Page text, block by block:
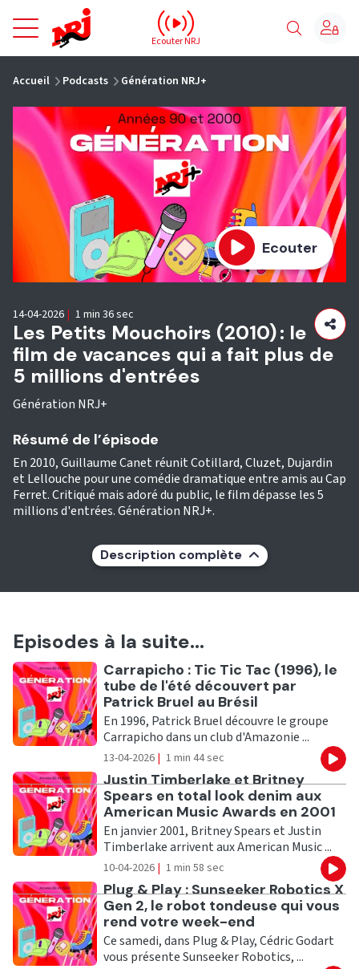
NRJ - Accueil
Ecouter NRJ
Accueil Podcasts Génération NRJ+
Ecouter
Les Petits Mouchoirs (2010) : le
film de vacances qui a fait plus de
5 millions d'entrées
Génération NRJ+
14-04-2026 | 1 min 36 sec
Résumé de l’épisode
En 2010, Guillaume Canet réunit Cotillard, Cluzet, Dujardin
et Lellouche pour une comédie dramatique entre amis au Cap
Ferret. Critiqué mais adoré du public, le film dépasse les 5
millions d'entrées. Génération NRJ+.
Description complète
Episodes à la suite...
Ecouter
Carrapicho : Tic Tic Tac (1996), le
tube de l'été découvert par
Patrick Bruel au Brésil
En 1996, Patrick Bruel découvre le groupe
Carrapicho dans un club d'Amazonie ...
13-04-2026 | 1 min 44 sec
Ecouter
Justin Timberlake et Britney
Spears en total look denim aux
American Music Awards en 2001
En janvier 2001, Britney Spears et Justin
Timberlake arrivent aux American Music ...
10-04-2026 | 1 min 58 sec
Ecouter
Plug & Play : Sunseeker Robotics X
Gen 2, le robot tondeuse qui vous
rend votre week-end
Ce samedi, dans Plug & Play, Cédric Godart
vous présente Sunseeker Robotics, ...